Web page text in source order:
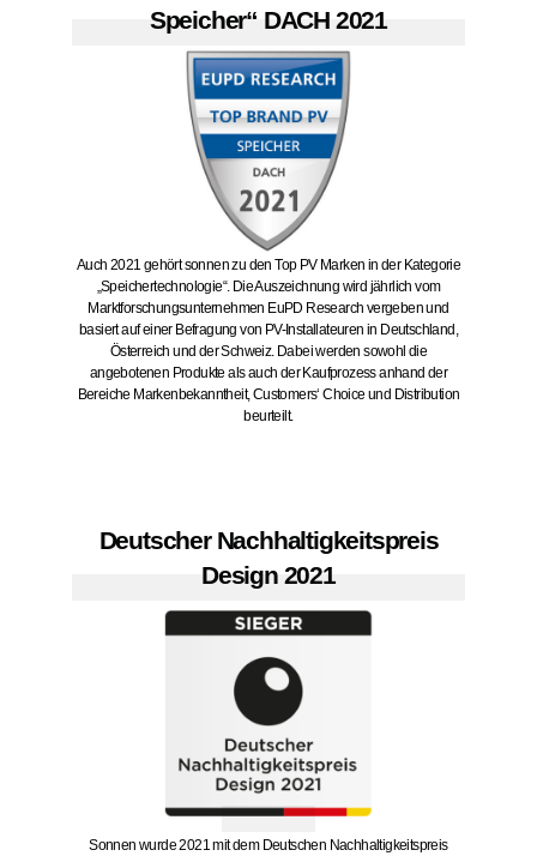
Speicher“ DACH 2021
Auch 2021 gehört sonnen zu den Top PV Marken in der Kategorie
„Speichertechnologie“. Die Auszeichnung wird jährlich vom
Marktforschungsunternehmen EuPD Research vergeben und
basiert auf einer Befragung von PV-Installateuren in Deutschland,
Österreich und der Schweiz. Dabei werden sowohl die
angebotenen Produkte als auch der Kaufprozess anhand der
Bereiche Markenbekanntheit, Customers‘ Choice und Distribution
beurteilt.
Deutscher Nachhaltigkeitspreis
Design 2021
Sonnen wurde 2021 mit dem Deutschen Nachhaltigkeitspreis